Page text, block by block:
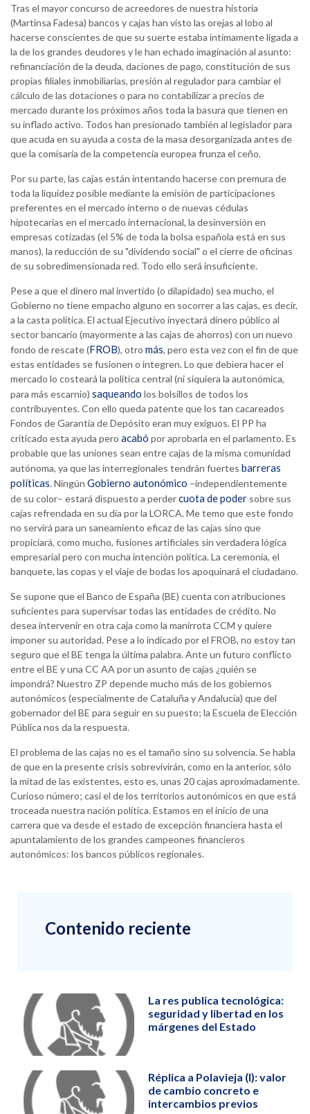
Tras el mayor concurso de acreedores de nuestra historia
(Martinsa Fadesa) bancos y cajas han visto las orejas al lobo al
hacerse conscientes de que su suerte estaba íntimamente ligada a
la de los grandes deudores y le han echado imaginación al asunto:
refinanciación de la deuda, daciones de pago, constitución de sus
propias filiales inmobiliarias, presión al regulador para cambiar el
cálculo de las dotaciones o para no contabilizar a precios de
mercado durante los próximos años toda la basura que tienen en
su inflado activo. Todos han presionado también al legislador para
que acuda en su ayuda a costa de la masa desorganizada antes de
que la comisaria de la competencia europea frunza el ceño.
Por su parte, las cajas están intentando hacerse con premura de
toda la liquidez posible mediante la emisión de participaciones
preferentes en el mercado interno o de nuevas cédulas
hipotecarias en el mercado internacional, la desinversión en
empresas cotizadas (el 5% de toda la bolsa española está en sus
manos), la reducción de su "dividendo social" o el cierre de oficinas
de su sobredimensionada red. Todo ello será insuficiente.
Pese a que el dinero mal invertido (o dilapidado) sea mucho, el
Gobierno no tiene empacho alguno en socorrer a las cajas, es decir,
a la casta política. El actual Ejecutivo inyectará dinero público al
sector bancario (mayormente a las cajas de ahorros) con un nuevo
fondo de rescate (FROB), otro más, pero esta vez con el fin de que
estas entidades se fusionen o integren. Lo que debiera hacer el
mercado lo costeará la política central (ni siquiera la autonómica,
para más escarnio) saqueando los bolsillos de todos los
contribuyentes. Con ello queda patente que los tan cacareados
Fondos de Garantía de Depósito eran muy exiguos. El PP ha
criticado esta ayuda pero acabó por aprobarla en el parlamento. Es
probable que las uniones sean entre cajas de la misma comunidad
autónoma, ya que las interregionales tendrán fuertes barreras
políticas. Ningún Gobierno autonómico –independientemente
de su color– estará dispuesto a perdercuota de poder sobre sus
cajas refrendada en su día por la LORCA. Me temo que este fondo
no servirá para un saneamiento eficaz de las cajas sino que
propiciará, como mucho, fusiones artificiales sin verdadera lógica
empresarial pero con mucha intención política. La ceremonia, el
banquete, las copas y el viaje de bodas los apoquinará el ciudadano.
Se supone que el Banco de España (BE) cuenta con atribuciones
suficientes para supervisar todas las entidades de crédito. No
desea intervenir en otra caja como la manirrota CCM y quiere
imponer su autoridad. Pese a lo indicado por el FROB, no estoy tan
seguro que el BE tenga la última palabra. Ante un futuro conflicto
entre el BE y una CC AA por un asunto de cajas ¿quién se
impondrá? Nuestro ZP depende mucho más de los gobiernos
autonómicos (especialmente de Cataluña y Andalucía) que del
gobernador del BE para seguir en su puesto; la Escuela de Elección
Pública nos da la respuesta.
El problema de las cajas no es el tamaño sino su solvencia. Se habla
de que en la presente crisis sobrevivirán, como en la anterior, sólo
la mitad de las existentes, esto es, unas 20 cajas aproximadamente.
Curioso número; casi el de los territorios autonómicos en que está
troceada nuestra nación política. Estamos en el inicio de una
carrera que va desde el estado de excepción financiera hasta el
apuntalamiento de los grandes campeones financieros
autonómicos: los bancos públicos regionales.
Contenido reciente
La res publica tecnológica:
seguridad y libertad en los
márgenes del Estado
Réplica a Polavieja (I): valor
de cambio concreto e
intercambios previos